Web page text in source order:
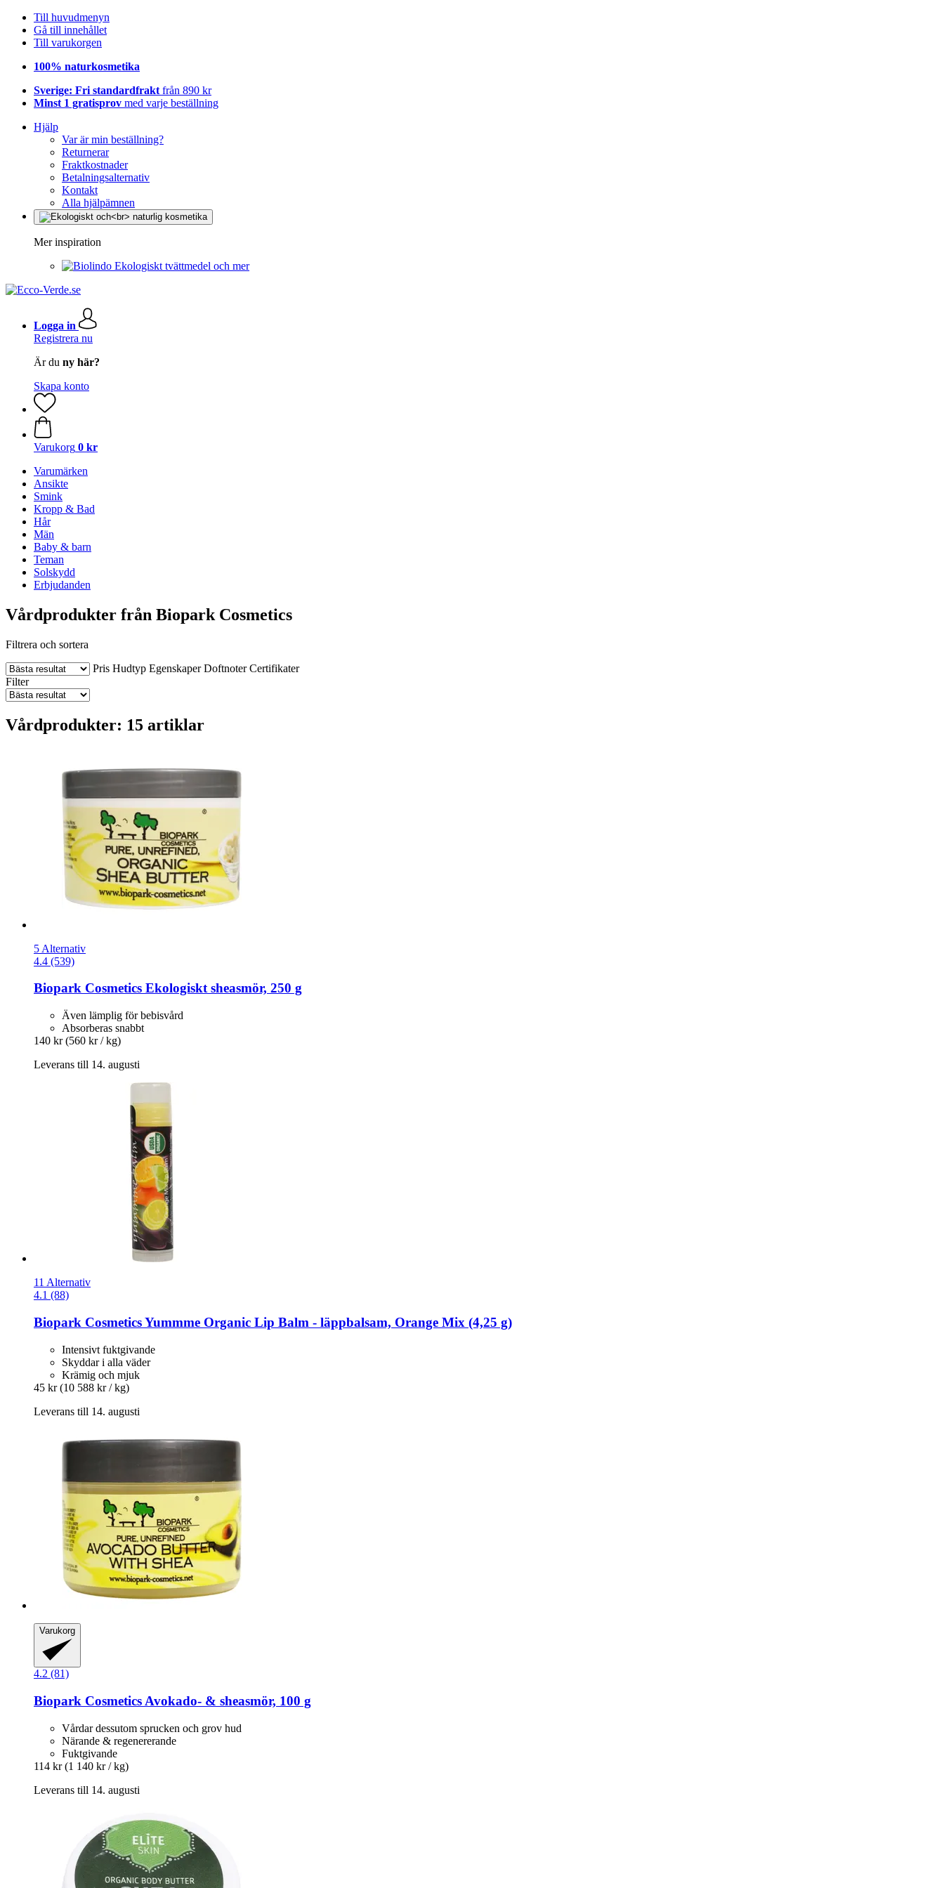
Till huvudmenyn
Gå till innehållet
Till varukorgen
100% naturkosmetika
Sverige: Fri standardfrakt från 890 kr
Minst 1 gratisprov med varje beställning
Hjälp
Var är min beställning?
Returnerar
Fraktkostnader
Betalningsalternativ
Kontakt
Alla hjälpämnen
Mer inspiration
Ekologiskt tvättmedel och mer
Logga in
Registrera nu
Är du ny här?
Skapa konto
Varukorg 0 kr
Varumärken
Ansikte
Smink
Kropp & Bad
Hår
Män
Baby & barn
Teman
Solskydd
Erbjudanden
Vårdprodukter från Biopark Cosmetics
Filtrera och sortera
Pris Hudtyp Egenskaper Doftnoter Certifikater
Filter
Vårdprodukter: 15 artiklar
5 Alternativ
4.4 (539)
Biopark Cosmetics Ekologiskt sheasmör, 250 g
Även lämplig för bebisvård
Absorberas snabbt
140 kr (560 kr / kg)
Leverans till 14. augusti
11 Alternativ
4.1 (88)
Biopark CosmeticsYummme Organic Lip Balm -​ läppbalsam, Orange Mix (4,25 g)
Intensivt fuktgivande
Skyddar i alla väder
Krämig och mjuk
45 kr (10 588 kr / kg)
Leverans till 14. augusti
Varukorg
4.2 (81)
Biopark Cosmetics Avokado-​ & sheasmör, 100 g
Vårdar dessutom sprucken och grov hud
Närande & regenererande
Fuktgivande
114 kr (1 140 kr / kg)
Leverans till 14. augusti